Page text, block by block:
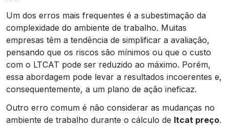
Um dos erros mais frequentes é a subestimação da
complexidade do ambiente de trabalho. Muitas
empresas têm a tendência de simplificar a avaliação,
pensando que os riscos são mínimos ou que o custo
com o LTCAT pode ser reduzido ao máximo. Porém,
essa abordagem pode levar a resultados incoerentes e,
consequentemente, a um plano de ação ineficaz.
Outro erro comum é não considerar as mudanças no
ambiente de trabalho durante o cálculo de ltcat preço.